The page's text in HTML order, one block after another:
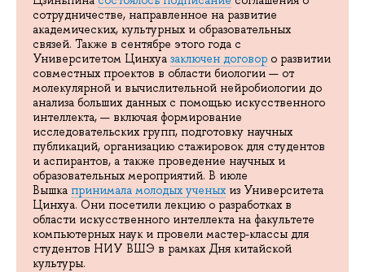
сотрудничестве, направленное на развитие
академических, культурных и образовательных
связей. Также в сентябре этого года с
Университетом Цинхуа заключен договор о развитии
совместных проектов в области биологии — от
молекулярной и вычислительной нейробиологии до
анализа больших данных с помощью искусственного
интеллекта, — включая формирование
исследовательских групп, подготовку научных
публикаций, организацию стажировок для студентов
и аспирантов, а также проведение научных и
образовательных мероприятий. В июле
Вышка принимала молодых ученых из Университета
Цинхуа. Они посетили лекцию о разработках в
области искусственного интеллекта на факультете
компьютерных наук и провели мастер-классы для
студентов НИУ ВШЭ в рамках Дня китайской
культуры.